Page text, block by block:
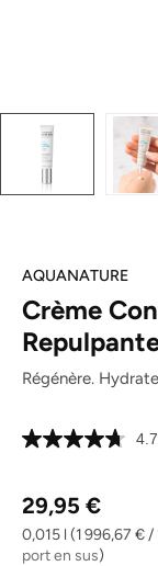
AQUANATURE
Crème
Régénère.
4.7
Prix régulier :
29,95 €
0,015 l (1 996,67 € /
port en sus)